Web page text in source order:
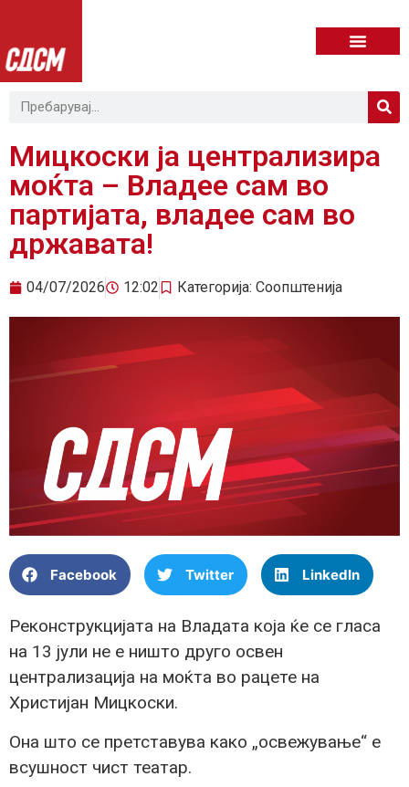
Мицкоски ја централизира
моќта – Владее сам во
партијата, владее сам во
државата!
04/07/2026 12:02 Категорија: Соопштенија
Facebook Twitter LinkedIn
Реконструкцијата на Владата која ќе се гласа
на 13 јули не е ништо друго освен
централизација на моќта во рацете на
Христијан Мицкоски.
Она што се претставува како „освежување“ е
всушност чист театар.